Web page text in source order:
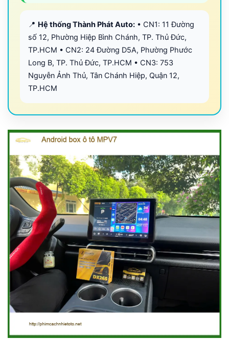
📍 Hệ thống Thành Phát Auto: • CN1: 11 Đường
số 12, Phường Hiệp Bình Chánh, TP. Thủ Đức,
TP.HCM • CN2: 24 Đường D5A, Phường Phước
Long B, TP. Thủ Đức, TP.HCM • CN3: 753
Nguyễn Ảnh Thủ, Tân Chánh Hiệp, Quận 12,
TP.HCM